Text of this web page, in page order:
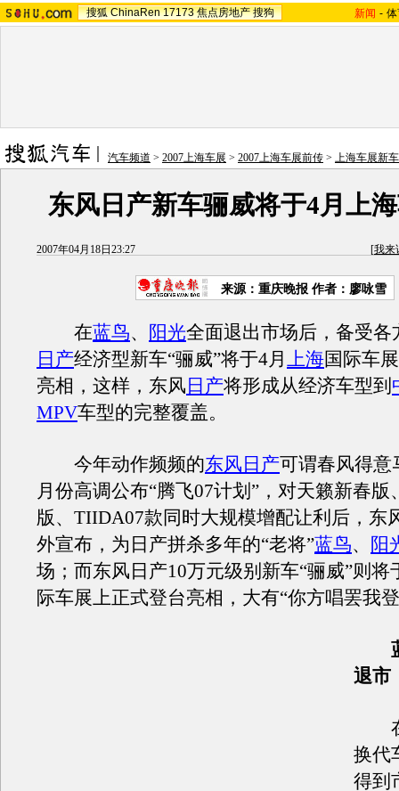
搜狐 ChinaRen 17173 焦点房地产 搜狗 新闻 -
汽车频道 > 2007上海车展 > 2007上海车展前传 > 上海车展新
东风日产新车骊威将于4月上
2007年04月18日23:27 [我来
来源：重庆晚报 作者：廖咏雪
在蓝鸟、 阳光全面退出市场后，备受各
日产经济型新车“骊威”将于4月 上海国际车
亮相，这样，东风 日产将形成从经济车型到
MPV车型的完整覆盖。
今年动作频频的东风日产可谓春风得意
月份高调公布“腾飞07计划”，对天籁新春版
版、TIIDA07款同时大规模增配让利后，东
外宣布，为日产拼杀多年的“老将”蓝鸟、
阳
场；而东风日产10万元级别新车“骊威”则将
际车展上正式登台亮相，大有“你方唱罢我
蓝
退市
在
换代
得到